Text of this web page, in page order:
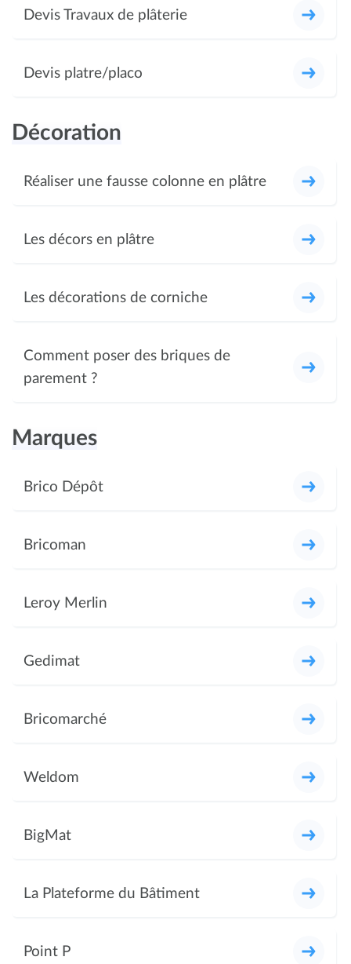
Devis Travaux de plâterie
Devis platre/placo
Décoration
Réaliser une fausse colonne en plâtre
Les décors en plâtre
Les décorations de corniche
Comment poser des briques de
parement ?
Marques
Brico Dépôt
Bricoman
Leroy Merlin
Gedimat
Bricomarché
Weldom
BigMat
La Plateforme du Bâtiment
Point P